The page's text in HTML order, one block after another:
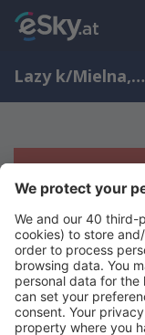
Lazy k/Mielna, Westpommern, Polen
Es tut uns
Ergebnisse
Bitte starten Sie Ihre